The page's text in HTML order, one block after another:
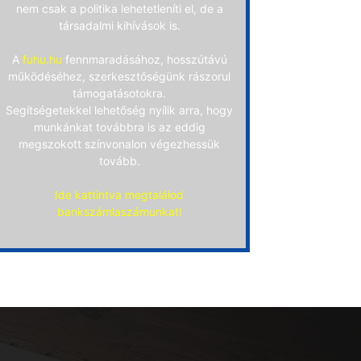
nem csak a politika lehetetleníti el, de a
társadalmi kihívások is.
A fuhu.hu fennmaradásához, hosszútávú
működéséhez, szerkesztőségünk rászorul
támogatásotokra.
Segítségetekkel lehetőség nyílik arra, hogy
munkánkat továbbra is az eddig
megszokott színvonalon végezhessük
tovább.
Ide kattintva megtalálod
bankszámlaszámunkat!